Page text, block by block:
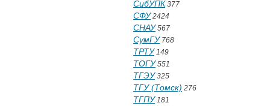
СибУПК 377
СФУ2424
СНАУ567
СумГУ768
ТРТУ149
ТОГУ551
ТГЭУ325
ТГУ (Томск) 276
ТГПУ181